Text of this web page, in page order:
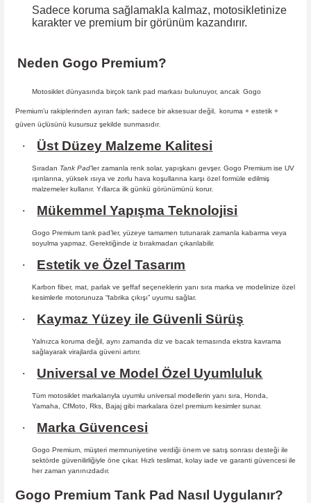
Sadece koruma sağlamakla kalmaz, motosikletinize
karakter ve premium bir görünüm kazandırır.
Neden Gogo Premium?
Motosiklet dünyasında birçok tank pad markası bulunuyor, ancak Gogo
Premium’u rakiplerinden ayıran fark; sadece bir aksesuar değil,
koruma + estetik +
güven üçlüsünü kusursuz şekilde sunmasıdır.
· Üst Düzey Malzeme Kalitesi
Sıradan Tank Pad’ler zamanla renk solar, yapışkanı gevşer. Gogo Premium ise UV
ışınlarına, yüksek ısıya ve zorlu hava koşullarına karşı özel formüle edilmiş
malzemeler kullanır. Yıllarca ilk günkü görünümünü korur.
· Mükemmel Yapışma Teknolojisi
Gogo Premium tank pad’ler, yüzeye tamamen tutunarak zamanla kabarma veya
soyulma yapmaz. Gerektiğinde iz bırakmadan çıkarılabilir.
· Estetik ve Özel Tasarım
Karbon fiber, mat, parlak ve şeffaf seçeneklerin yanı sıra marka ve modelinize özel
kesimlerle motorunuza “fabrika çıkışı” uyumu sağlar.
· Kaymaz Yüzey ile Güvenli Sürüş
Yalnızca koruma değil, aynı zamanda diz ve bacak temasında ekstra kavrama
sağlayarak virajlarda güveni artırır.
· Universal ve Model Özel Uyumluluk
Tüm motosiklet markalarıyla uyumlu universal modellerin yanı sıra, Honda,
Yamaha, CfMoto, Rks, Bajaj gibi markalara özel premium kesimler sunar.
· Marka Güvencesi
Gogo Premium, müşteri memnuniyetine verdiği önem ve satış sonrası desteği ile
sektörde güvenilirliğiyle öne çıkar. Hızlı teslimat, kolay iade ve garanti güvencesi ile
her zaman yanınızdadır.
Gogo Premium Tank Pad Nasıl Uygulanır?